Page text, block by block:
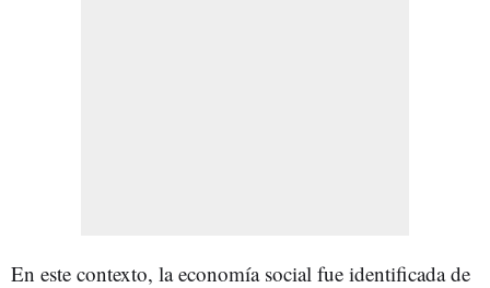
En este contexto, la economía social fue identificada de